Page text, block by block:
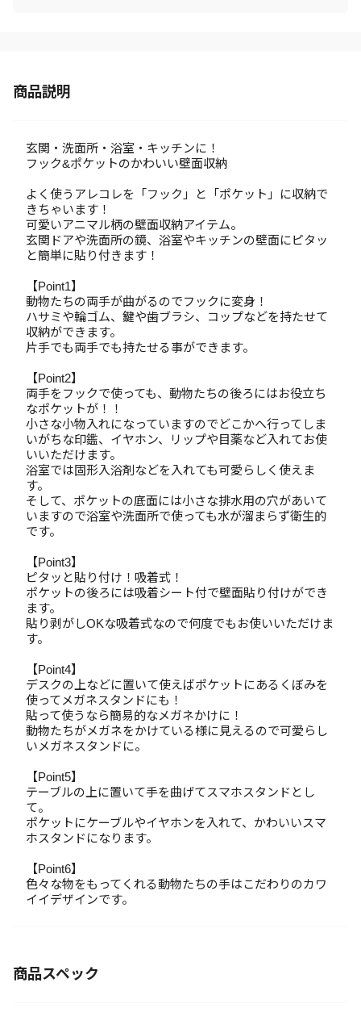
商品説明
玄関・洗面所・浴室・キッチンに！
フック&ポケットのかわいい壁面収納
よく使うアレコレを「フック」と「ポケット」に収納で
きちゃいます！
可愛いアニマル柄の壁面収納アイテム。
玄関ドアや洗面所の鏡、浴室やキッチンの壁面にピタッ
と簡単に貼り付きます！
【Point1】
動物たちの両手が曲がるのでフックに変身！
ハサミや輪ゴム、鍵や歯ブラシ、コップなどを持たせて
収納ができます。
片手でも両手でも持たせる事ができます。
【Point2】
両手をフックで使っても、動物たちの後ろにはお役立ち
なポケットが！！
小さな小物入れになっていますのでどこかへ行ってしま
いがちな印鑑、イヤホン、リップや目薬など入れてお使
いいただけます。
浴室では固形入浴剤などを入れても可愛らしく使えま
す。
そして、ポケットの底面には小さな排水用の穴があいて
いますので浴室や洗面所で使っても水が溜まらず衛生的
です。
【Point3】
ピタッと貼り付け！吸着式！
ポケットの後ろには吸着シート付で壁面貼り付けができ
ます。
貼り剥がしOKな吸着式なので何度でもお使いいただけま
す。
【Point4】
デスクの上などに置いて使えばポケットにあるくぼみを
使ってメガネスタンドにも！
貼って使うなら簡易的なメガネかけに！
動物たちがメガネをかけている様に見えるので可愛らし
いメガネスタンドに。
【Point5】
テーブルの上に置いて手を曲げてスマホスタンドとし
て。
ポケットにケーブルやイヤホンを入れて、かわいいスマ
ホスタンドになります。
【Point6】
色々な物をもってくれる動物たちの手はこだわりのカワ
イイデザインです。
商品スペック